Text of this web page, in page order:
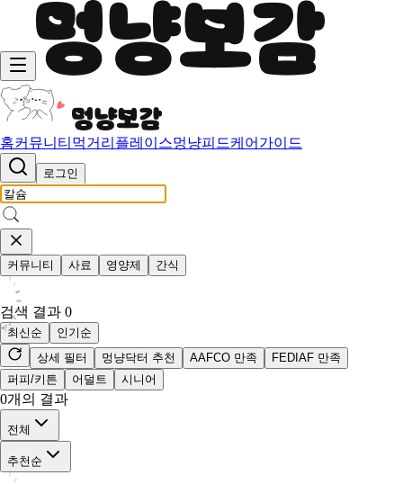
홈커뮤니티 먹거리 플레이스멍냥피드케어가이드
로그인
커뮤니티 사료 영양제 간식
검색 결과 0
최신순
인기순
상세 필터
멍냥닥터 추천 AAFCO 만족
FEDIAF 만족
퍼피/키튼
어덜트 시니어
0개의 결과
전체
추천순